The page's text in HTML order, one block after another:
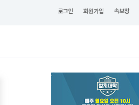
로그인 회원가입 속보창